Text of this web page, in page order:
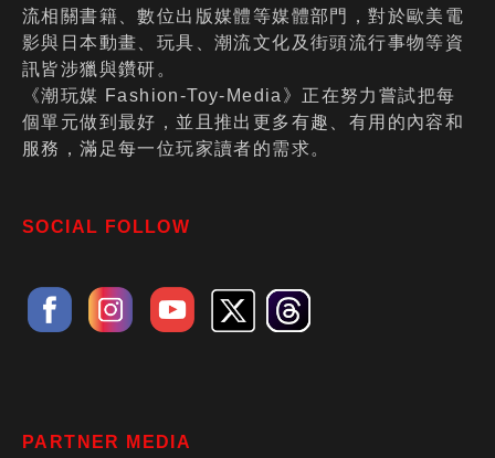
流相關書籍、數位出版媒體等媒體部門，對於歐美電
影與日本動畫、玩具、潮流文化及街頭流行事物等資
訊皆涉獵與鑽研。
《潮玩媒 Fashion-Toy-Media》正在努力嘗試把每
個單元做到最好，並且推出更多有趣、有用的內容和
服務，滿足每一位玩家讀者的需求。
SOCIAL FOLLOW
PARTNER MEDIA